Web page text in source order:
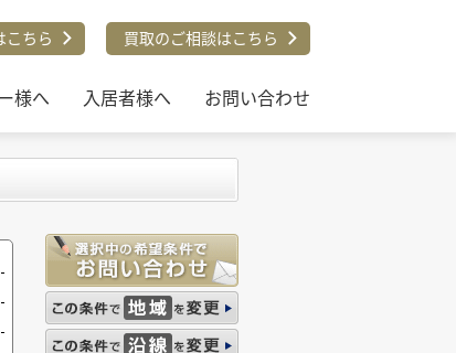
こちら 買取のご相談はこちら
様へ 入居者様へ お問い合わせ